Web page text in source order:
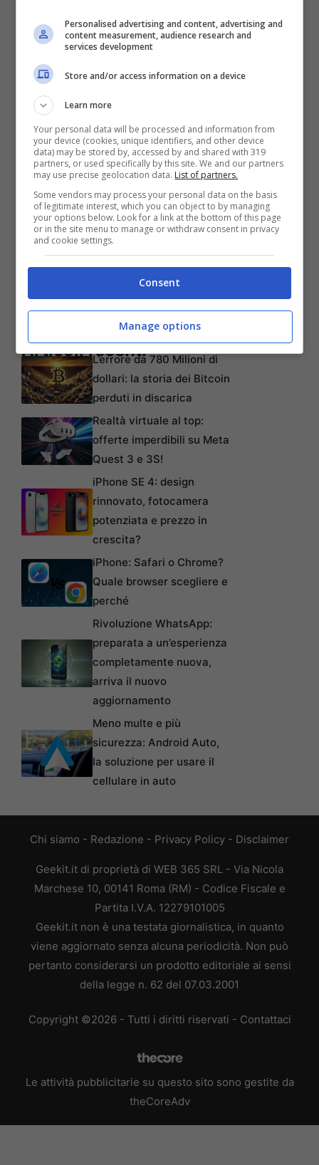
malvagie di se stessi, e sono liberi nel
palcoscenico.Ora Owen ha una notte per
superare i suoi burattini e invertire
l’incantesimo che li ha portati in vita prima
che massacralo e scappa!
Articoli recentiL’errore da 780 Milioni di
dollari: la storia dei Bitcoin
perduti in discarica
Realtà virtuale al top:
offerte imperdibili su Meta
Quest 3 e 3S!
iPhone SE 4: design
rinnovato, fotocamera
potenziata e prezzo in
crescita?
iPhone: Safari o Chrome?
Quale browser scegliere e
perché
Rivoluzione WhatsApp:
preparata a un’esperienza
completamente nuova,
arriva il nuovo
aggiornamento
Meno multe e più
sicurezza: Android Auto,
la soluzione per usare il
cellulare in auto
Chi siamo - Redazione - Privacy Policy - Disclaimer
Geekit.it di proprietà di WEB 365 SRL - Via Nicola
Marchese 10, 00141 Roma (RM) - Codice Fiscale e
Partita I.V.A. 12279101005
Geekit.it non è una testata giornalistica, in quanto
viene aggiornato senza alcuna periodicità. Non può
pertanto considerarsi un prodotto editoriale ai sensi
della legge n. 62 del 07.03.2001
Copyright ©2026 - Tutti i diritti riservati - Contattaci
Le attività pubblicitarie su questo sito sono gestite da
theCoreAdv
Personalised advertising and content, advertising and
content measurement, audience research and
services development
Store and/or access information on a device
Learn more
Your personal data will be processed and information from
your device (cookies, unique identifiers, and other device
data) may be stored by, accessed by and shared with 319
partners, or used specifically by this site. We and our partners
may use precise geolocation data. List of partners.
Some vendors may process your personal data on the basis
of legitimate interest, which you can object to by managing
your options below. Look for a link at the bottom of this page
or in the site menu to manage or withdraw consent in privacy
and cookie settings.
Consent
Manage options